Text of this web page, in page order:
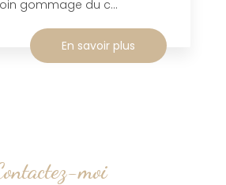
gommage du c...
En savoir plus
moi